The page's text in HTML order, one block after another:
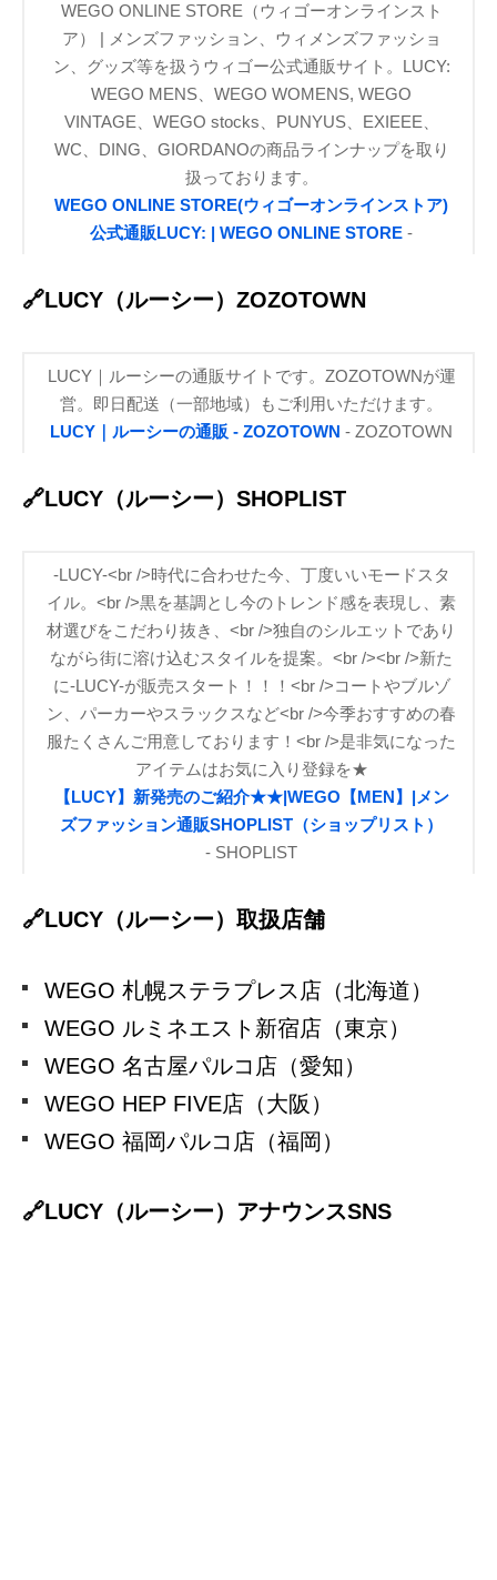
WEGO ONLINE STORE（ウィゴーオンラインスト
ア） | メンズファッション、ウィメンズファッショ
ン、グッズ等を扱うウィゴー公式通販サイト。LUCY:
WEGO MENS、WEGO WOMENS, WEGO
VINTAGE、WEGO stocks、PUNYUS、EXIEEE、
WC、DING、GIORDANOの商品ラインナップを取り
扱っております。
WEGO ONLINE STORE(ウィゴーオンラインストア)
公式通販LUCY: | WEGO ONLINE STORE -
🔗LUCY（ルーシー）ZOZOTOWN
LUCY｜ルーシーの通販サイトです。ZOZOTOWNが運
営。即日配送（一部地域）もご利用いただけます。
LUCY｜ルーシーの通販 - ZOZOTOWN - ZOZOTOWN
🔗LUCY（ルーシー）SHOPLIST
-LUCY-<br />時代に合わせた今、丁度いいモードスタ
イル。<br />黒を基調とし今のトレンド感を表現し、素
材選びをこだわり抜き、<br />独自のシルエットであり
ながら街に溶け込むスタイルを提案。<br /><br />新た
に-LUCY-が販売スタート！！！<br />コートやブルゾ
ン、パーカーやスラックスなど<br />今季おすすめの春
服たくさんご用意しております！<br />是非気になった
アイテムはお気に入り登録を★
【LUCY】新発売のご紹介★★|WEGO【MEN】|メン
ズファッション通販SHOPLIST（ショップリスト）
- SHOPLIST
🔗LUCY（ルーシー）取扱店舗
WEGO 札幌ステラプレス店（北海道）
WEGO ルミネエスト新宿店（東京）
WEGO 名古屋パルコ店（愛知）
WEGO HEP FIVE店（大阪）
WEGO 福岡パルコ店（福岡）
🔗LUCY（ルーシー）アナウンスSNS